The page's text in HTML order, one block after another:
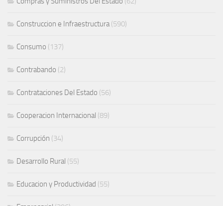
Construccion e Infraestructura(590)
Consumo (137)
Contrabando (2)
Contrataciones Del Estado (56)
Cooperacion Internacional (89)
Corrupción (34)
Desarrollo Rural (55)
Educacion y Productividad (55)